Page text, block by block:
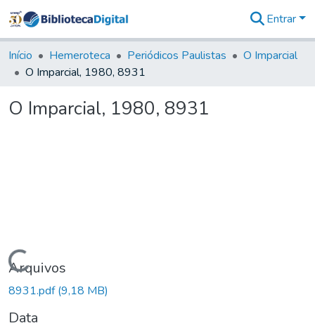
&
Coleções
Tudo na
Digital
Entrar
Início Hemeroteca Periódicos Paulistas
O Imparcial
O Imparcial, 1980, 8931
O Imparcial, 1980, 8931
Carregando...
Arquivos
8931.pdf(9,18 MB)
Data